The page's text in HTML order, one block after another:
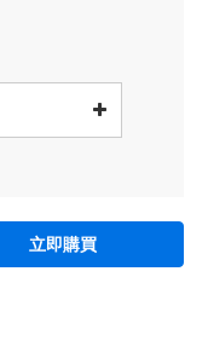
立即購買